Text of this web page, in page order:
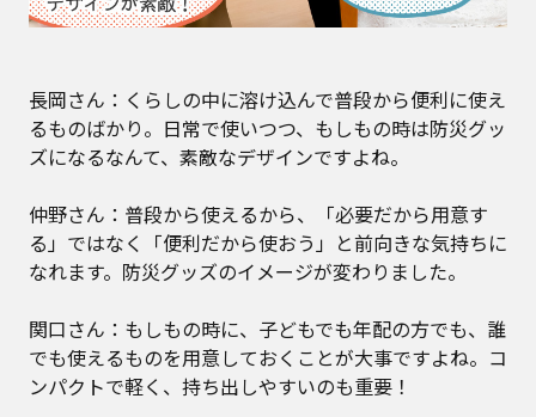
長岡さん：くらしの中に溶け込んで普段から便利に使え
るものばかり。日常で使いつつ、もしもの時は防災グッ
ズになるなんて、素敵なデザインですよね。
仲野さん：普段から使えるから、「必要だから用意す
る」ではなく「便利だから使おう」と前向きな気持ちに
なれます。防災グッズのイメージが変わりました。
関口さん：もしもの時に、子どもでも年配の方でも、誰
でも使えるものを用意しておくことが大事ですよね。コ
ンパクトで軽く、持ち出しやすいのも重要！